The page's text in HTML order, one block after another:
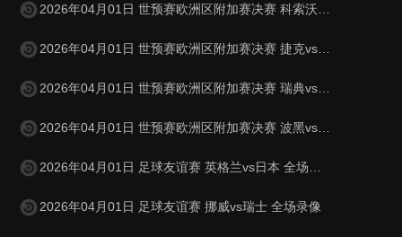
2026年04月01日 世预赛欧洲区附加赛决赛 科索沃vs土耳其 全场录像
2026年04月01日 世预赛欧洲区附加赛决赛 捷克vs丹麦 全场录像
2026年04月01日 世预赛欧洲区附加赛决赛 瑞典vs波兰 全场录像
2026年04月01日 世预赛欧洲区附加赛决赛 波黑vs意大利 全场录像
2026年04月01日 足球友谊赛 英格兰vs日本 全场录像
2026年04月01日 足球友谊赛 挪威vs瑞士 全场录像